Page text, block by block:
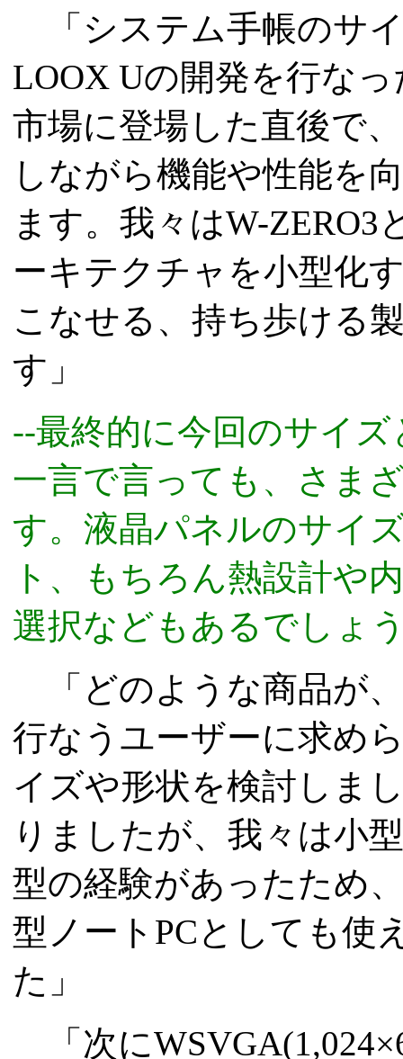
「システム手帳のサ
LOOX Uの開発を行な
市場に登場した直後で
しながら機能や性能を
ます。我々はW-ZERO3
ーキテクチャを小型化
こなせる、持ち歩ける
す」
--最終的に今回のサイ
一言で言っても、さま
す。液晶パネルのサイ
ト、もちろん熱設計や
選択などもあるでしょ
「どのような商品が
行なうユーザーに求め
イズや形状を検討しま
りましたが、我々は小
型の経験があったため
型ノートPCとしても使
た」
「次に